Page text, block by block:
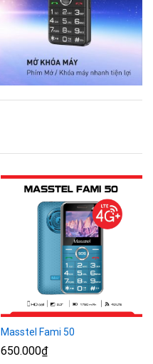
Masstel Fami 50
650.000₫